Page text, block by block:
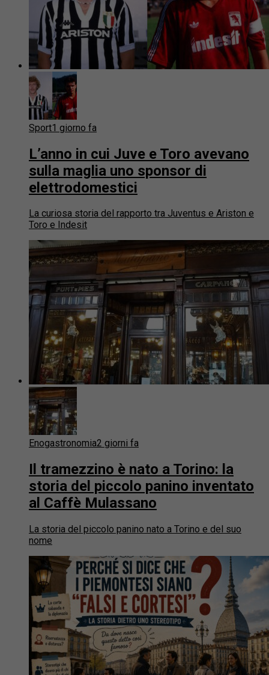
Sport1 giorno fa
L’anno in cui Juve e Toro avevano
sulla maglia uno sponsor di
elettrodomestici
La curiosa storia del rapporto tra Juventus e Ariston e
Toro e Indesit
Enogastronomia2 giorni fa
Il tramezzino è nato a Torino: la
storia del piccolo panino inventato
al Caffè Mulassano
La storia del piccolo panino nato a Torino e del suo
nome